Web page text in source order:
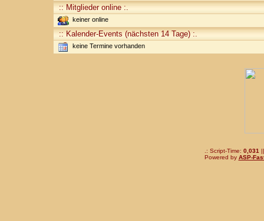
:: Mitglieder online :.
keiner online
:: Kalender-Events (nächsten 14 Tage) :.
keine Termine vorhanden
.: Script-Time: 0,031
Powered by ASP-